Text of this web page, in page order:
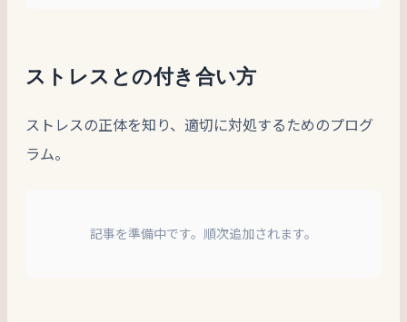
ストレスとの付き合い方
ストレスの正体を知り、適切に対処するためのプログ
ラム。
記事を準備中です。順次追加されます。